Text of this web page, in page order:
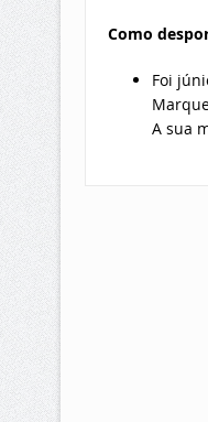
Como
Foi
A sua